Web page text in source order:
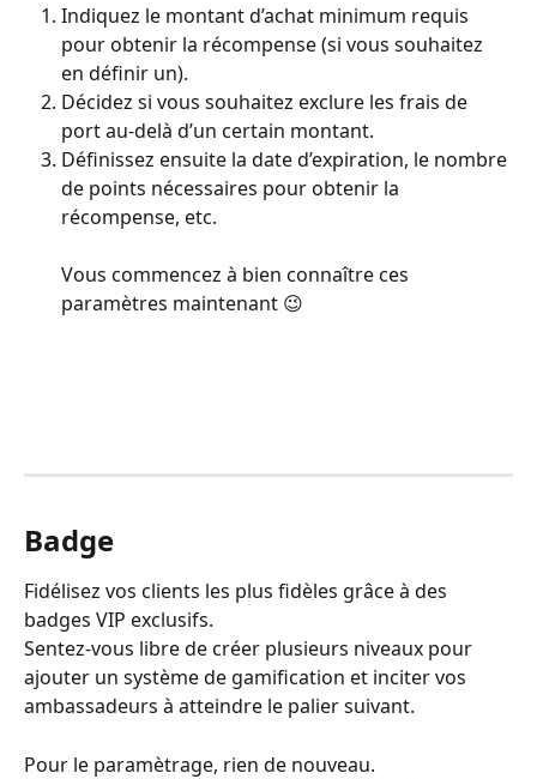
Indiquez le montant d’achat minimum requis
pour obtenir la récompense (si vous souhaitez
en définir un).
Décidez si vous souhaitez exclure les frais de
port au-delà d’un certain montant.
Définissez ensuite la date d’expiration, le nombre
de points nécessaires pour obtenir la
récompense, etc.
Vous commencez à bien connaître ces
paramètres maintenant 😉
Badge
Fidélisez vos clients les plus fidèles grâce à des
badges VIP exclusifs.
Sentez-vous libre de créer plusieurs niveaux pour
ajouter un système de gamification et inciter vos
ambassadeurs à atteindre le palier suivant.
Pour le paramètrage, rien de nouveau.